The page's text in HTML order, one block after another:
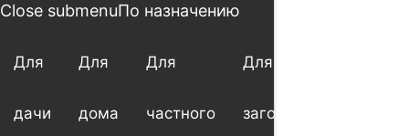
Close submenuПо назначению
Для
дачи
Для
дома
Для
частного
Для
загородного